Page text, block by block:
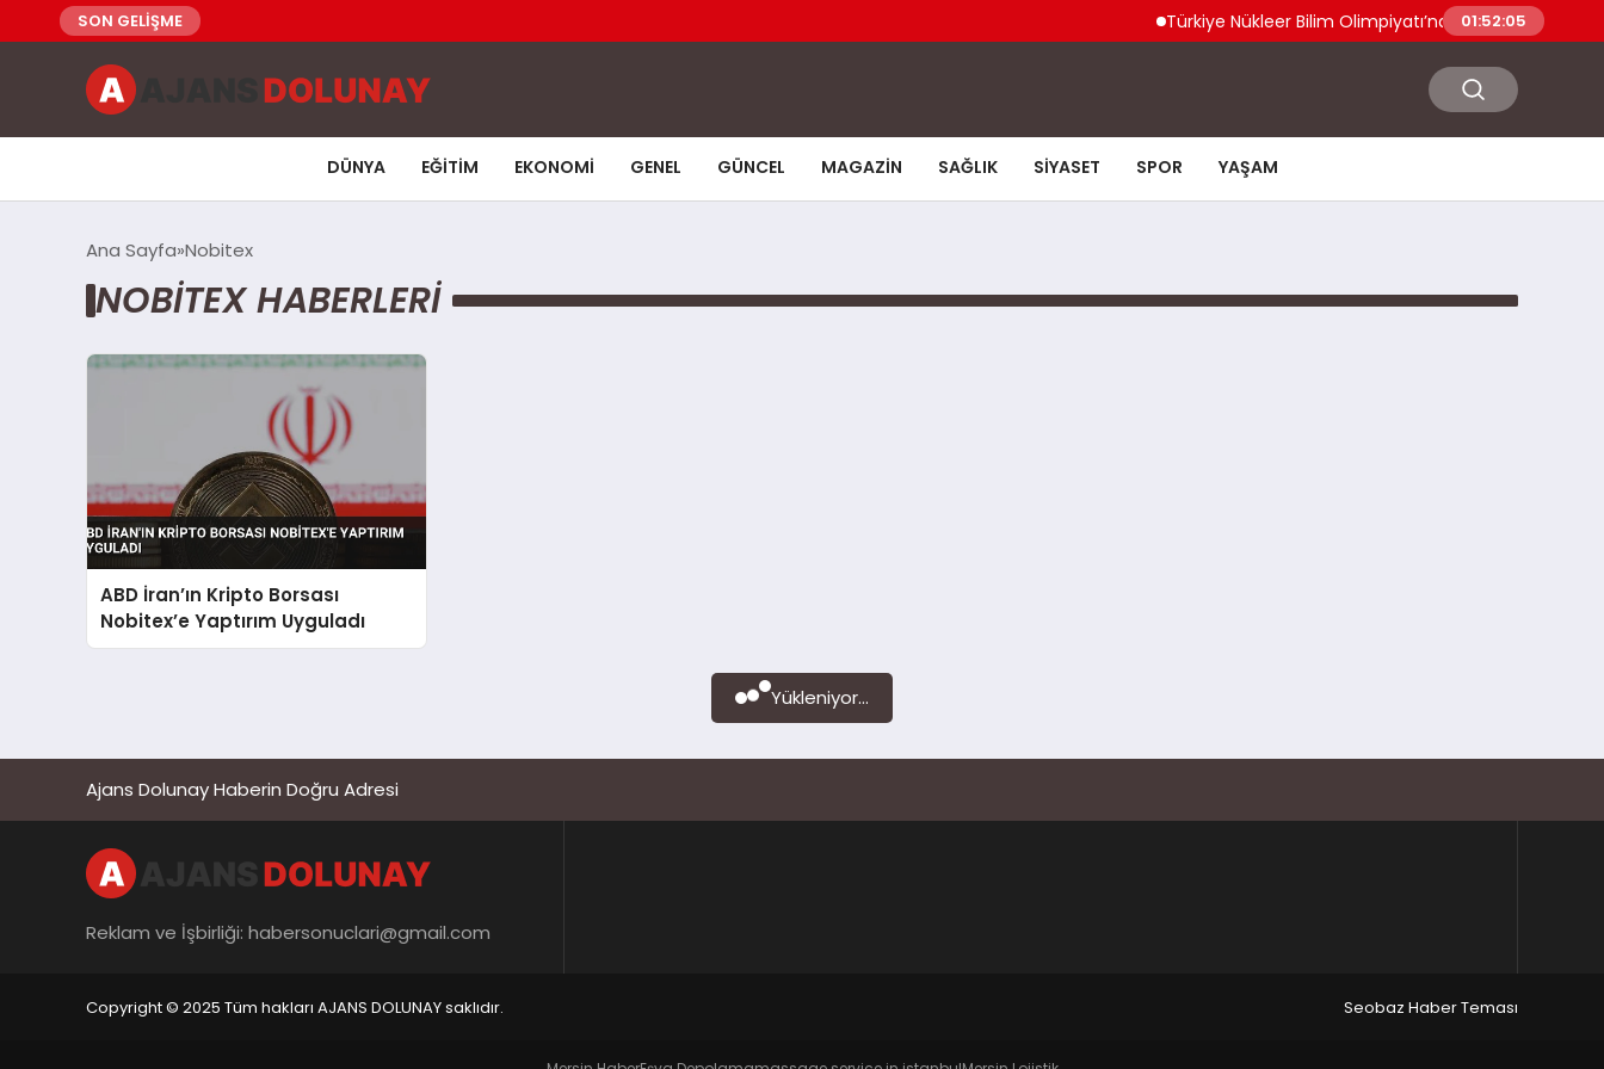
SON GELİŞME Türkiye Nükleer Bilim Olimpiyatı’na İlk Kez Katılıyor
01:52:05
DÜNYA EĞITIM EKONOMI GENEL GÜNCEL MAGAZIN SAĞLIK SIYASET SPOR YAŞAM
Ana Sayfa Nobitex
NOBITEX HABERLERI
ABD İran’ın Kripto Borsası
Nobitex’e Yaptırım Uyguladı
Yükleniyor...
Ajans Dolunay Haberin Doğru Adresi
Reklam ve İşbirliği: habersonuclari@gmail.com
Copyright © 2025 Tüm hakları AJANS DOLUNAY saklıdır. Seobaz Haber Teması